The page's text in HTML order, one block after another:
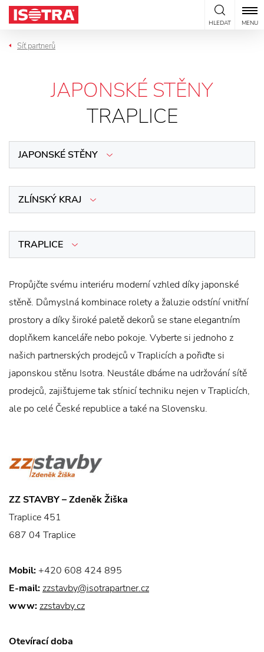
Přeskočit na obsah
HLEDAT MENU
Síť partnerů
JAPONSKÉ STĚNY
TRAPLICE
JAPONSKÉ STĚNY
ZLÍNSKÝ KRAJ
TRAPLICE
Propůjčte svému interiéru moderní vzhled díky japonské
stěně. Důmyslná kombinace rolety a žaluzie odstíní vnitřní
prostory a díky široké paletě dekorů se stane elegantním
doplňkem kanceláře nebo pokoje. Vyberte si jednoho z
našich partnerských prodejců v Traplicích a pořiďte si
japonskou stěnu Isotra. Neustále dbáme na udržování sítě
prodejců, zajišťujeme tak stínicí techniku nejen v Traplicích,
ale po celé České republice a také na Slovensku.
ZZ STAVBY – Zdeněk Žiška
Traplice 451
687 04 Traplice
Mobil: +420 608 424 895
E-mail: zzstavby@isotrapartner.cz
www: zzstavby.cz
Otevírací doba